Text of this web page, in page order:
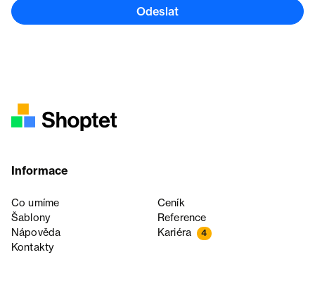
Odeslat
Informace
Co umíme
Ceník
Šablony
Reference
Nápověda
Kariéra 4
Kontakty